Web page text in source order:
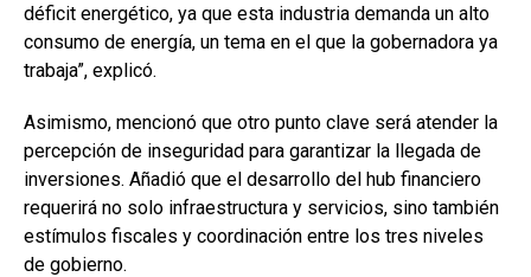
déficit energético, ya que esta industria demanda un alto
consumo de energía, un tema en el que la gobernadora ya
trabaja”, explicó.
Asimismo, mencionó que otro punto clave será atender la
percepción de inseguridad para garantizar la llegada de
inversiones. Añadió que el desarrollo del hub financiero
requerirá no solo infraestructura y servicios, sino también
estímulos fiscales y coordinación entre los tres niveles
de gobierno.